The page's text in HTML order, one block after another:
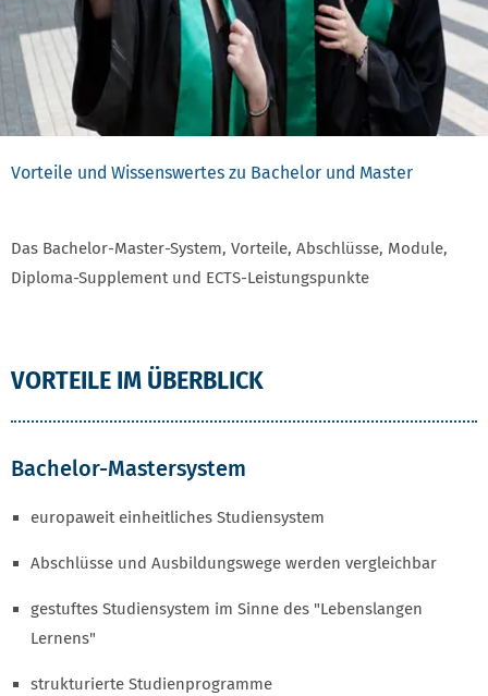
Vorteile und Wissenswertes zu Bachelor und Master
Das Bachelor-Master-System, Vorteile, Abschlüsse, Module,
Diploma-Supplement und ECTS-Leistungspunkte
VORTEILE IM ÜBERBLICK
Bachelor-Mastersystem
europaweit einheitliches Studiensystem
Abschlüsse und Ausbildungswege werden vergleichbar
gestuftes Studiensystem im Sinne des "Lebenslangen
Lernens"
strukturierte Studienprogramme